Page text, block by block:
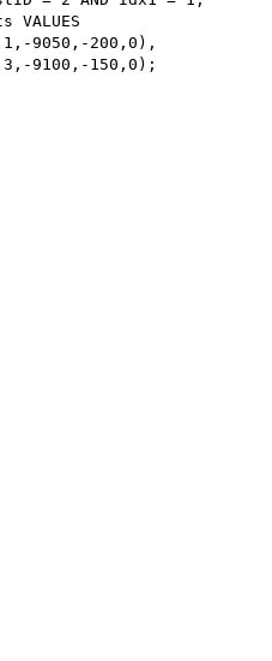
VALUES
1 , -9050 , -200 , 0 ),
3 , -9100 , -150 , 0 );